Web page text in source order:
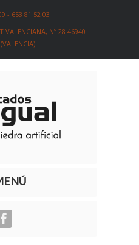
- 653 81 52 03
VALENCIANA, Nº 28 46940